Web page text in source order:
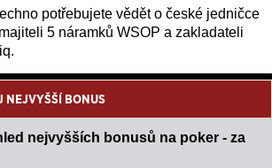
potřebujete vědět o české jedničce
5 náramků WSOP a zakladateli
NEJVYŠŠÍ BONUS
nejvyšších bonusů na poker - za